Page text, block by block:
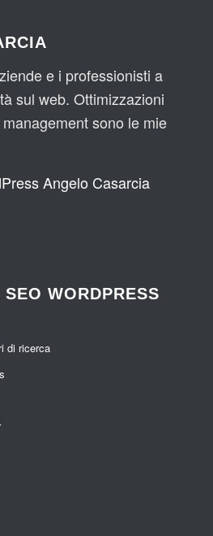
e i professionisti a
sul web. Ottimizzazioni
sono le mie
Angelo Casarcia
WORDPRESS
di ricerca